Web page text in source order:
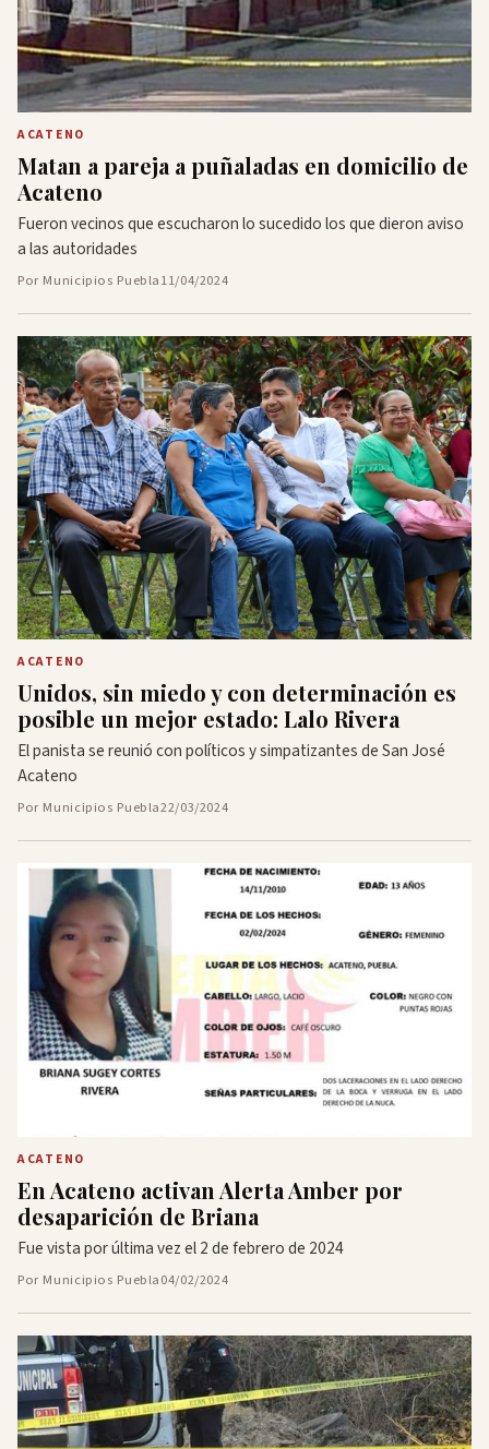
ACATENO
Matan a pareja a puñaladas en domicilio de
Acateno
Fueron vecinos que escucharon lo sucedido los que dieron aviso
a las autoridades
Por Municipios Puebla11/04/2024
ACATENO
Unidos, sin miedo y con determinación es
posible un mejor estado: Lalo Rivera
El panista se reunió con políticos y simpatizantes de San José
Acateno
Por Municipios Puebla22/03/2024
ACATENO
En Acateno activan Alerta Amber por
desaparición de Briana
Fue vista por última vez el 2 de febrero de 2024
Por Municipios Puebla04/02/2024